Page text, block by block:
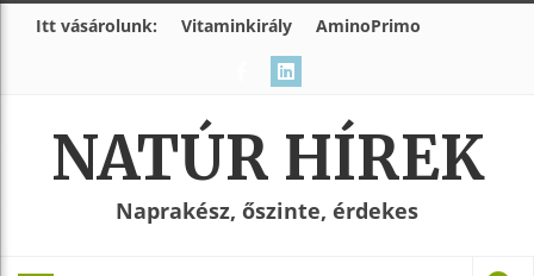
Itt vásárolunk: Vitaminkirály AminoPrimo
NATÚR HÍREK
Naprakész, őszinte, érdekes